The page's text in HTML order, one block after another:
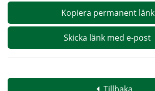
Kopiera permanent länk
Skicka länk med e-post